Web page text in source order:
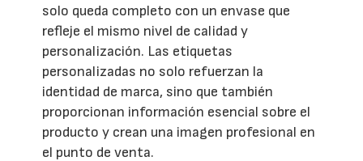
solo queda completo con un envase que
refleje el mismo nivel de calidad y
personalización. Las etiquetas
personalizadas no solo refuerzan la
identidad de marca, sino que también
proporcionan información esencial sobre el
producto y crean una imagen profesional en
el punto de venta.